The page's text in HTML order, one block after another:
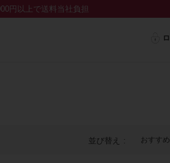
円以上で送料当社負担
並び替え おすすめ